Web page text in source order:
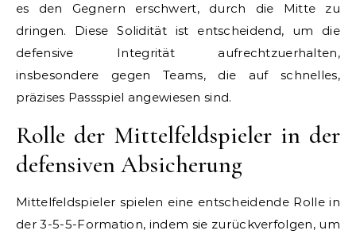
es den Gegnern erschwert, durch die Mitte zu
dringen. Diese Solidität ist entscheidend, um die
defensive Integrität aufrechtzuerhalten,
insbesondere gegen Teams, die auf schnelles,
präzises Passspiel angewiesen sind.
Rolle der Mittelfeldspieler in der
defensiven Absicherung
Mittelfeldspieler spielen eine entscheidende Rolle in
der 3-5-5-Formation, indem sie zurückverfolgen, um